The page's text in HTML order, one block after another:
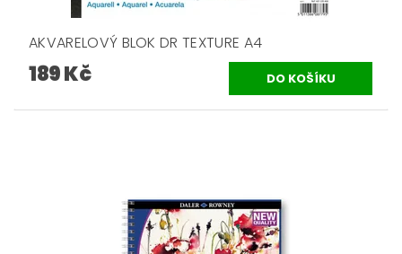
AKVARELOVÝ BLOK DR TEXTURE A4
189 Kč